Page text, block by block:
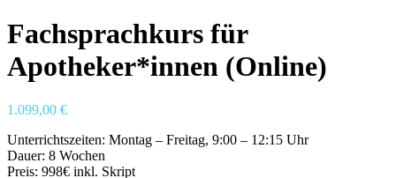
Fachsprachkurs für
Apotheker*innen (Online)
1.099,00 €
Unterrichtszeiten: Montag – Freitag, 9:00 – 12:15 Uhr
Dauer: 8 Wochen
Preis: 998€ inkl. Skript